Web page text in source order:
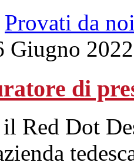
Provati da
Giugno
di
Red Dot